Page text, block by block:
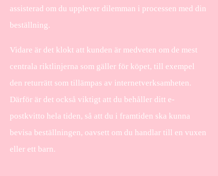
assisterad om du upplever dilemman i processen med din
beställning.
Vidare är det klokt att kunden är medveten om de mest
centrala riktlinjerna som gäller för köpet, till exempel
den returrätt som tillämpas av internetverksamheten.
Därför är det också viktigt att du behåller ditt e-
postkvitto hela tiden, så att du i framtiden ska kunna
bevisa beställningen, oavsett om du handlar till en vuxen
eller ett barn.